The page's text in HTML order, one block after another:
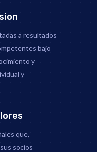
a resultados
bajo
y
y
que,
socios